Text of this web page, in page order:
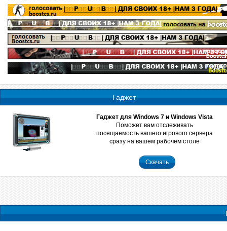
Гаджет
Гаджет для Windows 7 и Windows Vista
Поможет вам отслеживать
посещаемость вашего игрового сервера
сразу на вашем рабочем столе
Скачать